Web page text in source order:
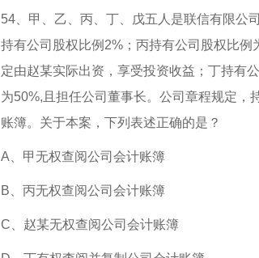
54、甲、乙、丙、丁、戊五人是联信有限公
持有公司股权比例2%；丙持有公司股权比
定由赵某实际出资，享受投资收益；丁持有
为50%,且担任公司董事长。公司章程规定，
账簿。关于本案，下列表述正确的是？
A、甲无权查阅公司会计账簿
B、丙无权查阅公司会计账簿
C、赵某无权查阅公司会计账簿